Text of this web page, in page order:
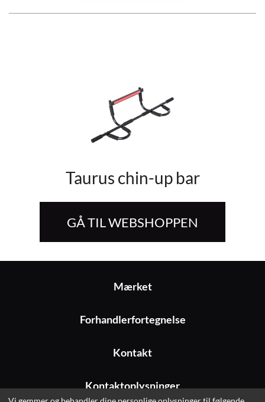
Taurus chin-up bar
GÅ TIL WEBSHOPPEN
Mærket
Forhandlerfortegnelse
Kontakt
Kontaktoplysninger